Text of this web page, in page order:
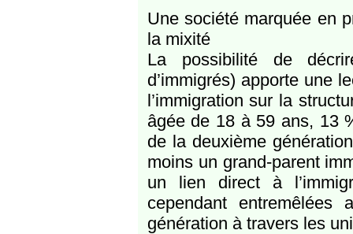
Une société marquée en
la mixité
La possibilité de
d’immigrés) apporte une
l’immigration sur la
âgée de 18 à 59 ans, 13
de la deuxième
moins un grand-parent
un lien direct à
cependant
génération à travers les